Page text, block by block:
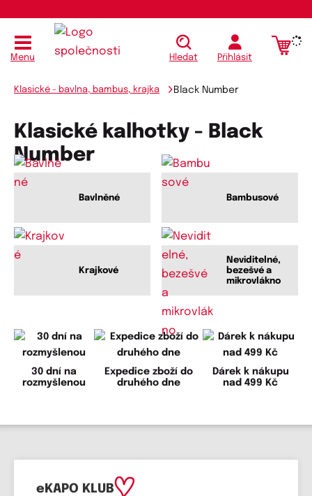
Menu Hledat Přihlásit
Klasické - bavlna, bambus, krajka Black Number
Klasické kalhotky - Black
Number
Bavlněné Bambusové
Krajkové
Neviditelné,
bezešvé a
mikrovlákno
30 dní na
rozmyšlenou
Expedice zboží do
druhého dne
Dárek k nákupu
nad 499 Kč
eKAPO KLUB